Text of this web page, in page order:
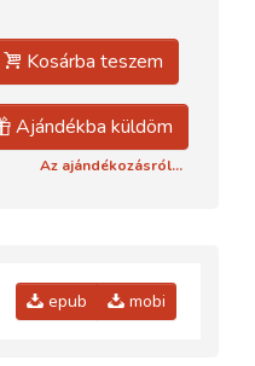
Kosárba teszem
Ajándékba küldöm
Az ajándékozásról...
epub mobi